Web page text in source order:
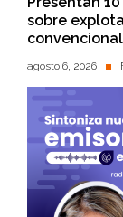
sobre
convencional
agosto 6, 2026